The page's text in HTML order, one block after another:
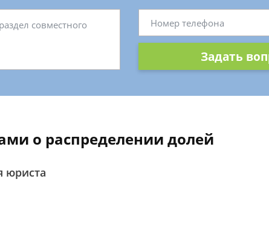
Задать
о распределении долей
юриста